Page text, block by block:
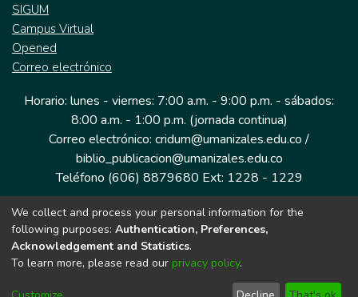
SIGUM
Campus Virtual
Opened
Correo electrónico
Horario: lunes - viernes: 7:00 a.m. - 9:00 p.m. - sábados:
8:00 a.m. - 1:00 p.m. (jornada continua)
Correo electrónico: cridum@umanizales.edu.co /
biblio_publicacion@umanizales.edu.co
Teléfono (606) 8879680 Ext: 1228 - 1229
Dirección: Cra 9 a # 19-03 Edificio histórico, piso 1
Manizales, Caldas
Colombia.
We collect and process your personal information for the
following purposes: Authentication, Preferences,
Acknowledgement and Statistics.
To learn more, please read our privacy policy.